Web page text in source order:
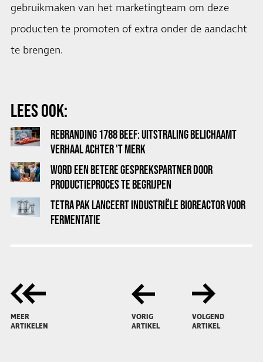
gebruikmaken van het marketingteam om deze
producten te promoten of extra onder de aandacht
te brengen.
LEES OOK:
REBRANDING 1788 BEEF: UITSTRALING BELICHAAMT
VERHAAL ACHTER 'T MERK
WORD EEN BETERE GESPREKSPARTNER DOOR
PRODUCTIEPROCES TE BEGRIJPEN
TETRA PAK LANCEERT INDUSTRIËLE BIOREACTOR VOOR
FERMENTATIE
MEER
ARTIKELEN
VORIG
ARTIKEL
VOLGEND
ARTIKEL